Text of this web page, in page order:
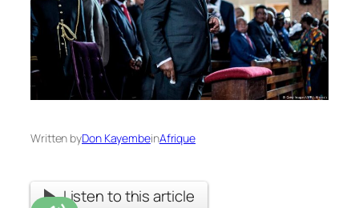
Written byDon KayembeinAfrique
Listen to this article